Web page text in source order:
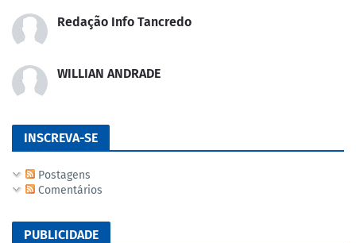
Redação Info Tancredo
WILLIAN ANDRADE
INSCREVA-SE
Postagens
Comentários
PUBLICIDADE